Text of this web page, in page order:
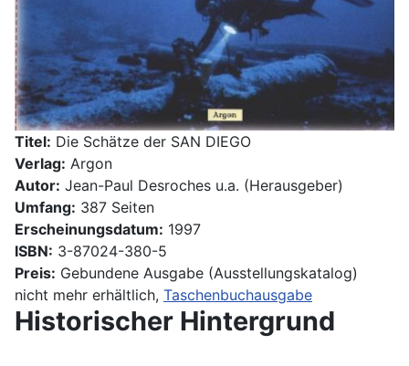
Titel: Die Schätze der SAN DIEGO
Verlag: Argon
Autor: Jean-Paul Desroches u.a. (Herausgeber)
Umfang: 387 Seiten
Erscheinungsdatum: 1997
ISBN: 3-87024-380-5
Preis: Gebundene Ausgabe (Ausstellungskatalog)
nicht mehr erhältlich, Taschenbuchausgabe
Historischer Hintergrund